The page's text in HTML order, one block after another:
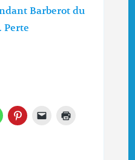
Barberot du
Perte